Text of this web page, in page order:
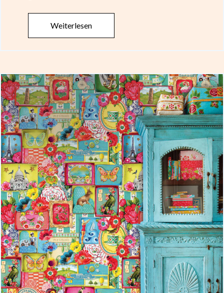
Weiterlesen